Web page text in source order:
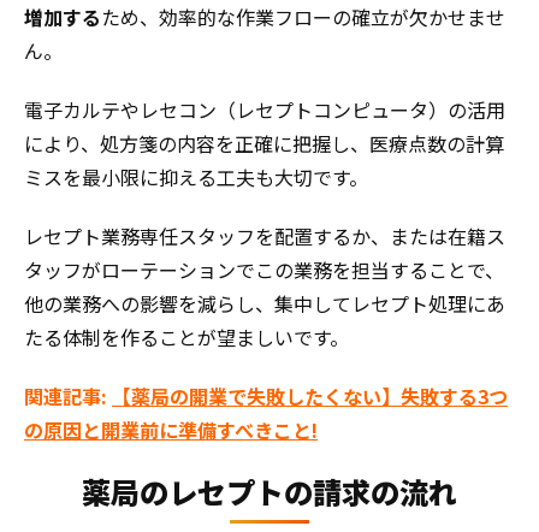
増加するため、効率的な作業フローの確立が欠かせませ
ん。
電子カルテやレセコン（レセプトコンピュータ）の活用
により、処方箋の内容を正確に把握し、医療点数の計算
ミスを最小限に抑える工夫も大切です。
レセプト業務専任スタッフを配置するか、または在籍ス
タッフがローテーションでこの業務を担当することで、
他の業務への影響を減らし、集中してレセプト処理にあ
たる体制を作ることが望ましいです。
関連記事:
【薬局の開業で失敗したくない】失敗する3つ
の原因と開業前に準備すべきこと!
薬局のレセプトの請求の流れ